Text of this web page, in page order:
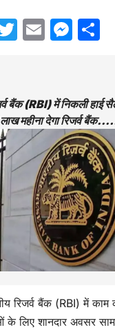
T
er
E
l
M
s
e
n
g
er
e
बैंक (RBI) में निकली हाई
लाख महीना देगा रिजर्व
रिजर्व बैंक (RBI) में
लिए शानदार अवसर